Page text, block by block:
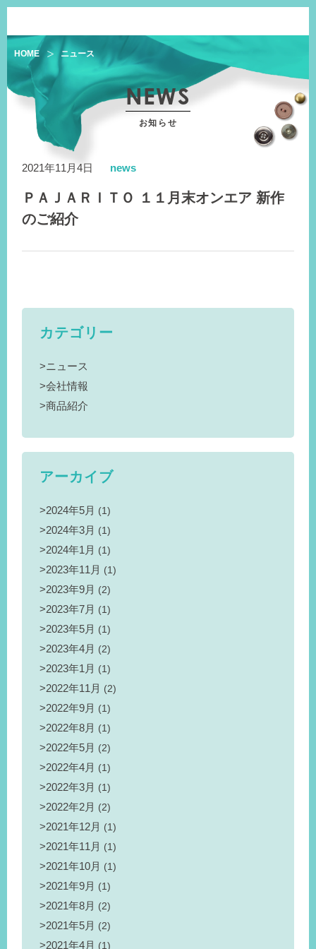
HOME ニュース
NEWS
お知らせ
2021年11月4日 news
ＰＡＪＡＲＩＴＯ １１月末オンエア 新作
のご紹介
カテゴリー
ニュース
会社情報
商品紹介
アーカイブ
2024年5月 (1)
2024年3月 (1)
2024年1月 (1)
2023年11月 (1)
2023年9月 (2)
2023年7月 (1)
2023年5月 (1)
2023年4月 (2)
2023年1月 (1)
2022年11月 (2)
2022年9月 (1)
2022年8月 (1)
2022年5月 (2)
2022年4月 (1)
2022年3月 (1)
2022年2月 (2)
2021年12月 (1)
2021年11月 (1)
2021年10月 (1)
2021年9月 (1)
2021年8月 (2)
2021年5月 (2)
2021年4月 (1)